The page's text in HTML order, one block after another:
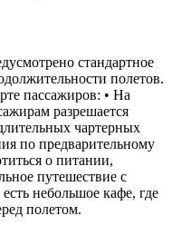
стандартное
полетов.
пассажиров: • На
разрешается
чартерных
по предварительному
о питании,
путешествие с
небольшое кафе, где
полетом.